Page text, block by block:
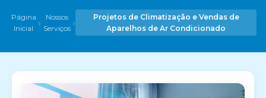
Página
Inicial
›
Nossos
Serviços ›
Projetos de Climatização e Vendas de
Aparelhos de Ar Condicionado